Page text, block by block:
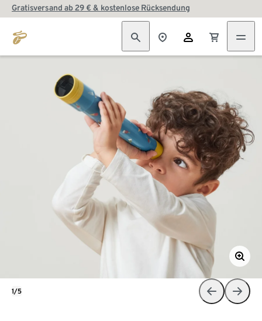
Gratisversand ab 29 € & kostenlose Rücksendung
1/5